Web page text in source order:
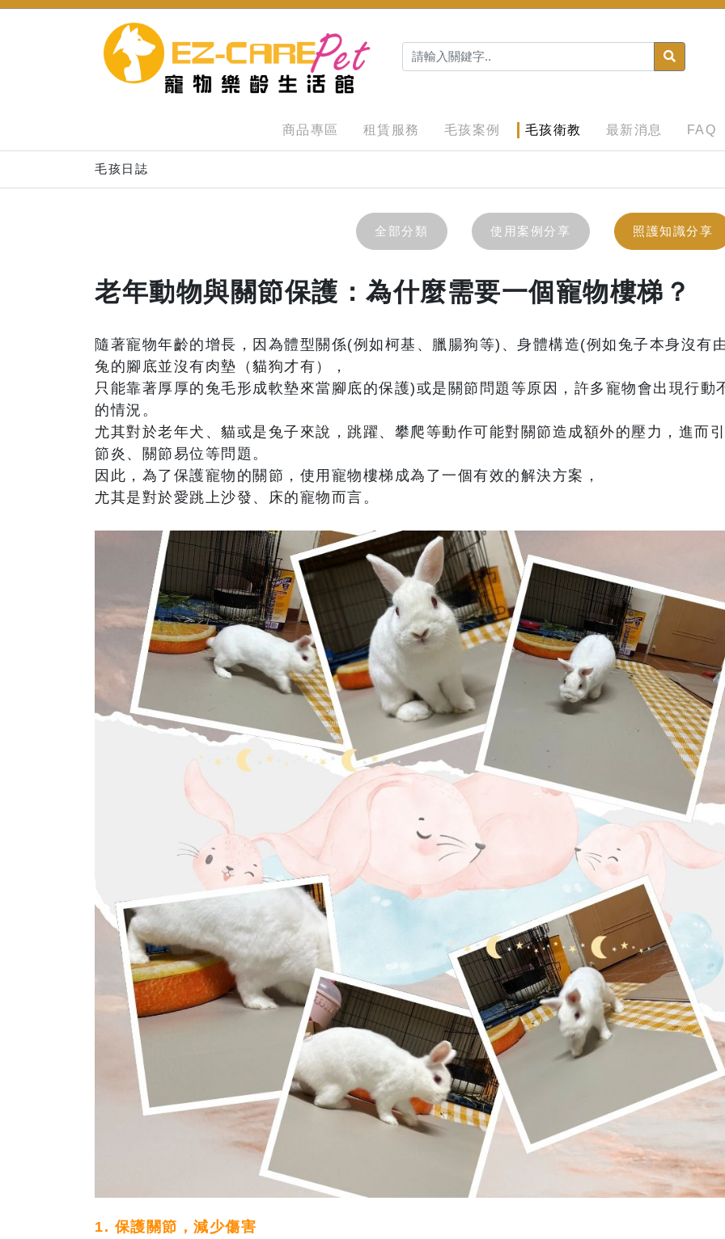
商品專區 租賃服務 毛孩案例 毛孩衛教 最新消息 FAQ
毛孩日誌
全部分類 使用案例分享 照護知識分享
老年動物與關節保護：為什麼需要一個寵物樓梯？
隨著寵物年齡的增長，因為體型關係(例如柯基、臘腸狗等)、身體構造(例如兔子本身沒有
兔的腳底並沒有肉墊（貓狗才有），
只能靠著厚厚的兔毛形成軟墊來當腳底的保護)或是關節問題等原因，許多寵物會出現行動
的情況。
尤其對於老年犬、貓或是兔子來說，跳躍、攀爬等動作可能對關節造成額外的壓力，進而
節炎、關節易位等問題。
因此，為了保護寵物的關節，使用寵物樓梯成為了一個有效的解決方案，
尤其是對於愛跳上沙發、床的寵物而言。
1. 保護關節，減少傷害